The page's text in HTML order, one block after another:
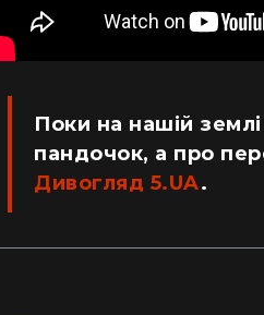
Поки на нашій
пандочок, а про
Дивогляд 5.UA.